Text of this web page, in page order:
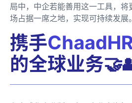
局中，中企若能善用这一工具，
场占据一席之地，实现可持续发展。
携手
的全球业务